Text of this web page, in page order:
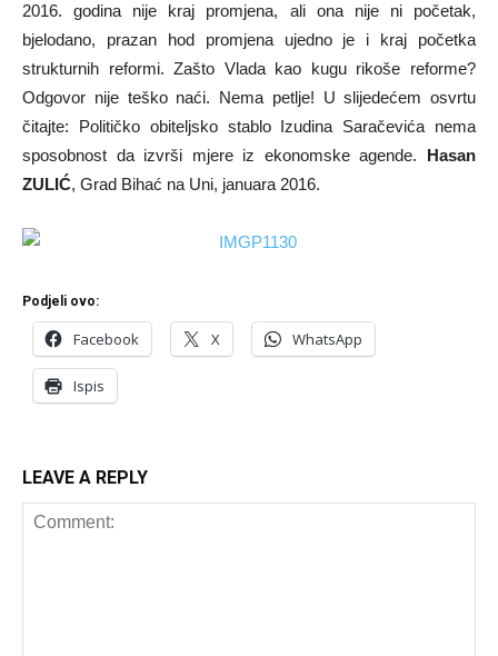
2016. godina nije kraj promjena, ali ona nije ni početak,
bjelodano, prazan hod promjena ujedno je i kraj početka
strukturnih reformi. Zašto Vlada kao kugu rikoše reforme?
Odgovor nije teško naći. Nema petlje! U slijedećem osvrtu
čitajte: Političko obiteljsko stablo Izudina Saračevića nema
sposobnost da izvrši mjere iz ekonomske agende. Hasan
ZULIĆ, Grad Bihać na Uni, januara 2016.
Podjeli ovo:
Facebook X WhatsApp
Ispis
LEAVE A REPLY